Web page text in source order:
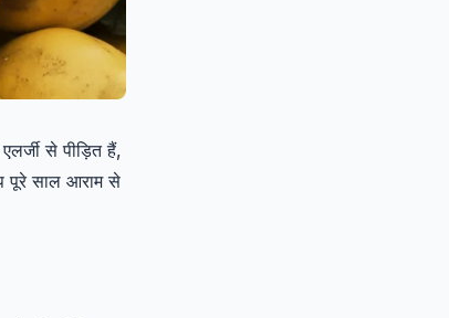
से पीड़ित हैं,
पूरे साल आराम से